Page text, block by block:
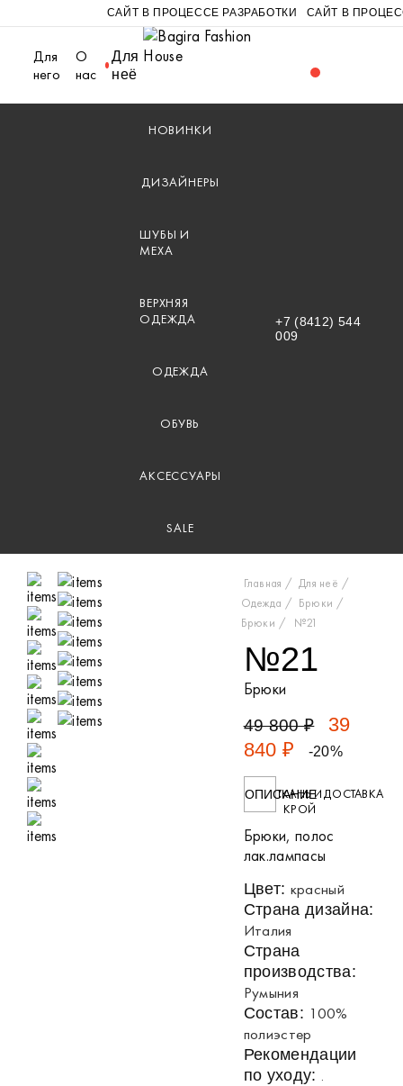
САЙТ В ПРОЦЕССЕ РАЗРАБОТКИ САЙТ В
Для
него
О
нас
Для
неё
НОВИНКИ
ДИЗАЙНЕРЫ
ШУБЫ И
МЕХА
ВЕРХНЯЯ
ОДЕЖДА
ОДЕЖДА
ОБУВЬ
АКСЕССУАРЫ
SALE
+7 (8412) 544
009
Главная
Для неё
Одежда
Брюки
Брюки
№21
№21
Брюки
49 800 ₽
39
840 ₽
-20%
ОПИСАНИЕ
ТКАНЬ И
КРОЙ
ДОСТАВКА
Брюки, полос
лак.лампасы
Цвет: красный
Страна дизайна:
Италия
Страна
производства:
Румыния
Состав: 100%
полиэстер
Рекомендации
по уходу: .